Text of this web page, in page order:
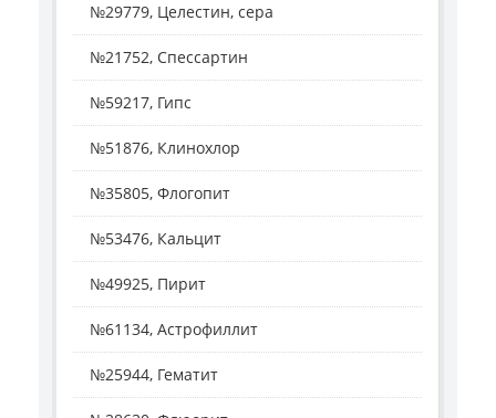
№29779, Целестин, сера
№21752, Спессартин
№59217, Гипс
№51876, Клинохлор
№35805, Флогопит
№53476, Кальцит
№49925, Пирит
№61134, Астрофиллит
№25944, Гематит